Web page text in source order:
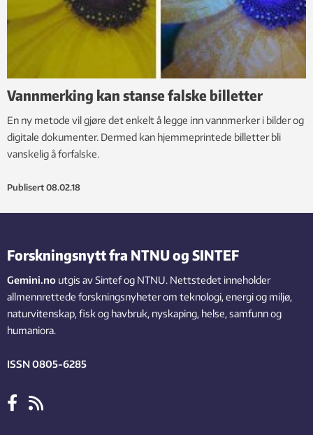
Vannmerking kan stanse falske billetter
En ny metode vil gjøre det enkelt å legge inn vannmerker i bilder og
digitale dokumenter. Dermed kan hjemmeprintede billetter bli
vanskelig å forfalske.
Publisert 08.02.18
Forskningsnytt fra NTNU og SINTEF
Gemini.no utgis av Sintef og NTNU. Nettstedet inneholder
allmennrettede forskningsnyheter om teknologi, energi og miljø,
naturvitenskap, fisk og havbruk, nyskaping, helse, samfunn og
humaniora.
ISSN 0805-6285